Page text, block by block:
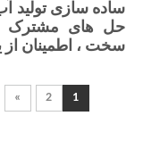
ساده سازی تولید
حل های مشترک
سخت ، اطمینان از
1
2
»